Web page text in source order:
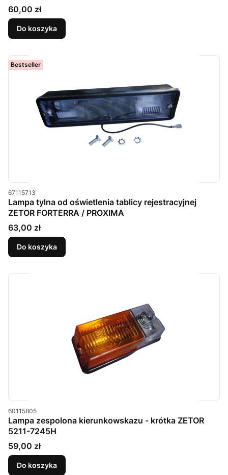
Cena
60,00 zł
Do koszyka
Bestseller
Kod produktu
67115713
Lampa tylna od oświetlenia tablicy rejestracyjnej
ZETOR FORTERRA / PROXIMA
Cena
63,00 zł
Do koszyka
Kod produktu
60115805
Lampa zespolona kierunkowskazu - krótka ZETOR
5211-7245H
Cena
59,00 zł
Do koszyka